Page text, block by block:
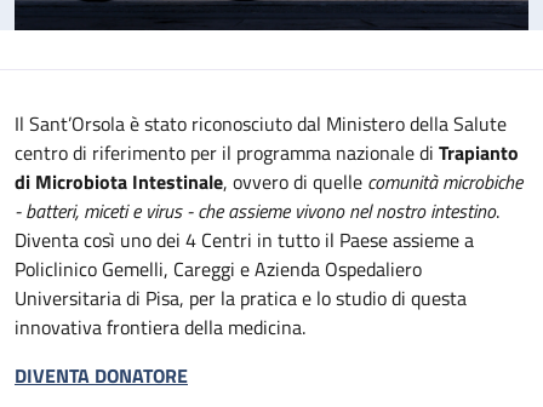
Il Sant’Orsola è stato riconosciuto dal Ministero della Salute
centro di riferimento per il programma nazionale di Trapianto
di Microbiota Intestinale, ovvero di quelle comunità microbiche
- batteri, miceti e virus - che assieme vivono nel nostro intestino.
Diventa così uno dei 4 Centri in tutto il Paese assieme a
Policlinico Gemelli, Careggi e Azienda Ospedaliero
Universitaria di Pisa, per la pratica e lo studio di questa
innovativa frontiera della medicina.
DIVENTA DONATORE